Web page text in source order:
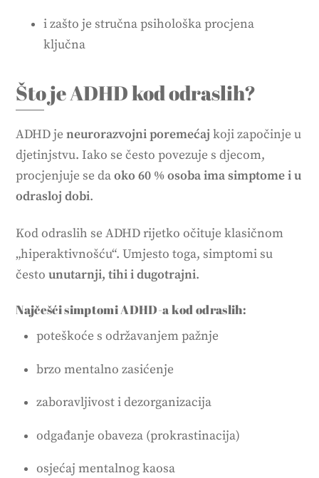
i zašto je stručna psihološka procjena
ključna
Što je ADHD kod odraslih?
ADHD jeneurorazvojni poremećaj koji započinje u
djetinjstvu. Iako se često povezuje s djecom,
procjenjuje se daoko 60 % osoba ima simptome i u
odrasloj dobi.
Kod odraslih se ADHD rijetko očituje klasičnom
„hiperaktivnošću“. Umjesto toga, simptomi su
čestounutarnji, tihi i dugotrajni.
Najčešći simptomi ADHD-a kod odraslih:
poteškoće s održavanjem pažnje
brzo mentalno zasićenje
zaboravljivost i dezorganizacija
odgađanje obaveza (prokrastinacija)
osjećaj mentalnog kaosa